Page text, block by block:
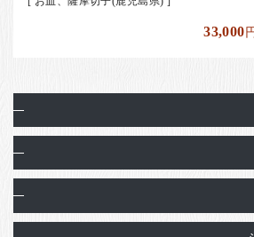
33,000